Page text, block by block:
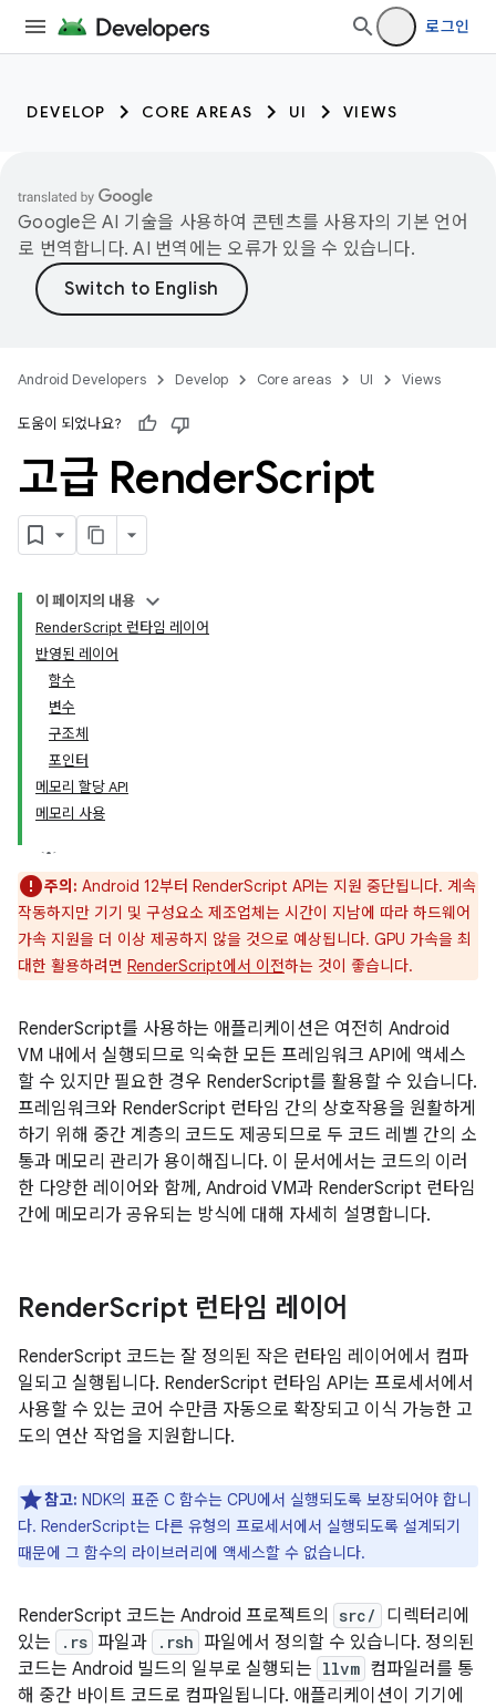
로그인
DEVELOP CORE AREAS UI VIEWS
Google은 AI 기술을 사용하여 콘텐츠를 사용자의 기본 언어
로 번역합니다. AI 번역에는 오류가 있을 수 있습니다.
Android Developers Develop Core areas UI Views
도움이 되었나요?
고급 RenderScript
이 페이지의 내용
RenderScript 런타임 레이어
반영된 레이어
함수
변수
구조체
포인터
메모리 할당 API
메모리 사용
주의: Android 12부터 RenderScript API는 지원 중단됩니다. 계속
작동하지만 기기 및 구성요소 제조업체는 시간이 지남에 따라 하드웨어
가속 지원을 더 이상 제공하지 않을 것으로 예상됩니다. GPU 가속을 최
대한 활용하려면 RenderScript에서 이전하는 것이 좋습니다.
RenderScript를 사용하는 애플리케이션은 여전히 Android
VM 내에서 실행되므로 익숙한 모든 프레임워크 API에 액세스
할 수 있지만 필요한 경우 RenderScript를 활용할 수 있습니다.
프레임워크와 RenderScript 런타임 간의 상호작용을 원활하게
하기 위해 중간 계층의 코드도 제공되므로 두 코드 레벨 간의 소
통과 메모리 관리가 용이해집니다. 이 문서에서는 코드의 이러
한 다양한 레이어와 함께, Android VM과 RenderScript 런타임
간에 메모리가 공유되는 방식에 대해 자세히 설명합니다.
RenderScript 런타임 레이어
RenderScript 코드는 잘 정의된 작은 런타임 레이어에서 컴파
일되고 실행됩니다. RenderScript 런타임 API는 프로세서에서
사용할 수 있는 코어 수만큼 자동으로 확장되고 이식 가능한 고
도의 연산 작업을 지원합니다.
참고: NDK의 표준 C 함수는 CPU에서 실행되도록 보장되어야 합니
다. RenderScript는 다른 유형의 프로세서에서 실행되도록 설계되기
때문에 그 함수의 라이브러리에 액세스할 수 없습니다.
RenderScript 코드는 Android 프로젝트의 src/
디렉터리에
있는
.rs 파일과 .rsh 파일에서 정의할 수 있습니다. 정의된
코드는 Android 빌드의 일부로 실행되는 llvm 컴파일러를 통
해 중간 바이트 코드로 컴파일됩니다. 애플리케이션이 기기에